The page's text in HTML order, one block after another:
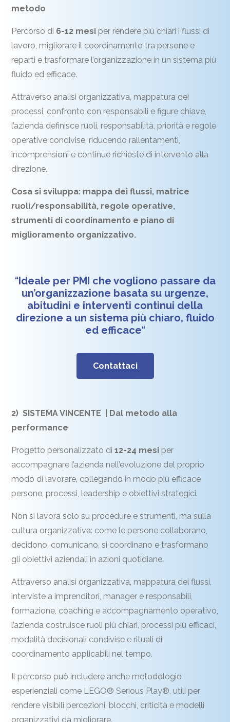
metodo
Percorso di 6-12 mesi per rendere più chiari i flussi di
lavoro, migliorare il coordinamento tra persone e
reparti e trasformare l’organizzazione in un sistema più
fluido ed efficace.
Attraverso analisi organizzativa, mappatura dei
processi, confronto con responsabili e figure chiave,
l’azienda definisce ruoli, responsabilità, priorità e regole
operative condivise, riducendo rallentamenti,
incomprensioni e continue richieste di intervento alla
direzione.
Cosa si sviluppa: mappa dei flussi, matrice
ruoli/responsabilità, regole operative,
strumenti di coordinamento e piano di
miglioramento organizzativo.
“Ideale per PMI che vogliono passare da
un’organizzazione basata su urgenze,
abitudini e interventi continui della
direzione a un sistema più chiaro, fluido
ed efficace“
Contattaci
2) SISTEMA VINCENTE | Dal metodo alla
performance
Progetto personalizzato di12-24 mesi per
accompagnare l’azienda nell’evoluzione del proprio
modo di lavorare, collegando in modo più efficace
persone, processi, leadership e obiettivi strategici.
Non si lavora solo su procedure e strumenti, ma sulla
cultura organizzativa: come le persone collaborano,
decidono, comunicano, si coordinano e trasformano
gli obiettivi aziendali in azioni quotidiane.
Attraverso analisi organizzativa, mappatura dei flussi,
interviste a imprenditori, manager e responsabili,
formazione, coaching e accompagnamento operativo,
l’azienda costruisce ruoli più chiari, processi più efficaci,
modalità decisionali condivise e rituali di
coordinamento applicabili nel tempo.
Il percorso può includere anche metodologie
esperienziali come LEGO® Serious Play®, utili per
rendere visibili percezioni, blocchi, criticità e modelli
organizzativi da migliorare.